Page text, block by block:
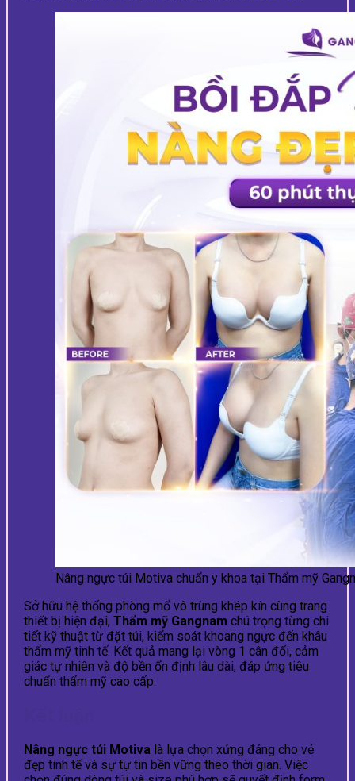
Nâng ngực túi Motiva chuẩn y khoa tại Thẩm mỹ
Sở hữu hệ thống phòng mổ vô trùng khép kín cùng trang
thiết bị hiện đại, Thẩm mỹ Gangnam chú trọng từng chi
tiết kỹ thuật từ đặt túi, kiểm soát khoang ngực đến khâu
thẩm mỹ tinh tế. Kết quả mang lại vòng 1 cân đối, cảm
giác tự nhiên và độ bền ổn định lâu dài, đáp ứng tiêu
chuẩn thẩm mỹ cao cấp.
Nâng ngực túi Motiva là lựa chọn xứng đáng cho vẻ
đẹp tinh tế và sự tự tin bền vững theo thời gian. Việc